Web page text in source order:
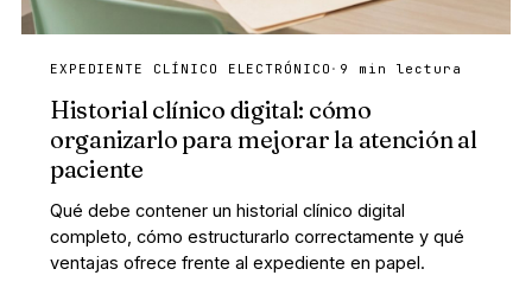
EXPEDIENTE CLÍNICO ELECTRÓNICO · 9 min lectura
Historial clínico digital: cómo
organizarlo para mejorar la atención al
paciente
Qué debe contener un historial clínico digital
completo, cómo estructurarlo correctamente y qué
ventajas ofrece frente al expediente en papel.